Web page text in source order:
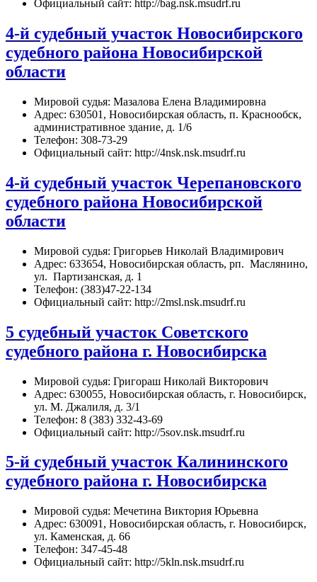
Официальный сайт: http://bag.nsk.msudrf.ru
4-й судебный участок Новосибирского
судебного района Новосибирской
области
Мировой судья: Мазалова Елена Владимировна
Адрес: 630501, Новосибирская область, п. Краснообск,
административное здание, д. 1/6
Телефон: 308-73-29
Официальный сайт: http://4nsk.nsk.msudrf.ru
4-й судебный участок Черепановского
судебного района Новосибирской
области
Мировой судья: Григорьев Николай Владимирович
Адрес: 633654, Новосибирская область, рп. Маслянино,
ул. Партизанская, д. 1
Телефон: (383)47-22-134
Официальный сайт: http://2msl.nsk.msudrf.ru
5 судебный участок Советского
судебного района г. Новосибирска
Мировой судья: Григораш Николай Викторович
Адрес: 630055, Новосибирская область, г. Новосибирск,
ул. М. Джалиля, д. 3/1
Телефон: 8 (383) 332-43-69
Официальный сайт: http://5sov.nsk.msudrf.ru
5-й судебный участок Калининского
судебного района г. Новосибирска
Мировой судья: Мечетина Виктория Юрьевна
Адрес: 630091, Новосибирская область, г. Новосибирск,
ул. Каменская, д. 66
Телефон: 347-45-48
Официальный сайт: http://5kln.nsk.msudrf.ru